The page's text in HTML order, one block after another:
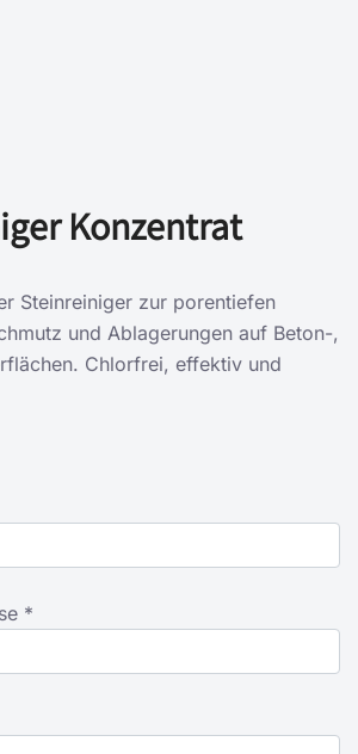
Konzentrat
Steinreiniger zur porentiefen
und Ablagerungen auf Beton-,
Chlorfrei, effektiv und
*